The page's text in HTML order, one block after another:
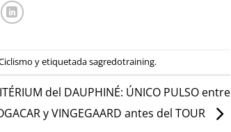
y etiquetadasagredotraining.
del DAUPHINÉ: ÚNICO PULSO entre
y VINGEGAARD antes del TOUR